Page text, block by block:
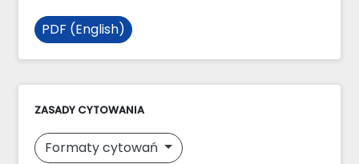
PDF (English)
ZASADY CYTOWANIA
Formaty cytowań